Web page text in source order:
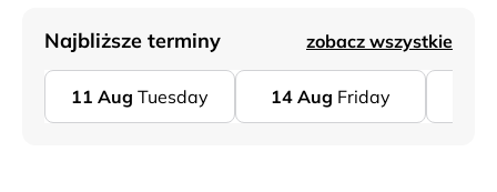
Najbliższe terminy zobacz wszystkie
11 Aug Tuesday 14 Aug Friday